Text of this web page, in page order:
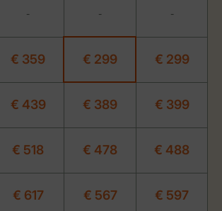
- - -
€ 359 € 299 € 299
€ 439 € 389 € 399
€ 518 € 478 € 488
€ 617 € 567 € 597